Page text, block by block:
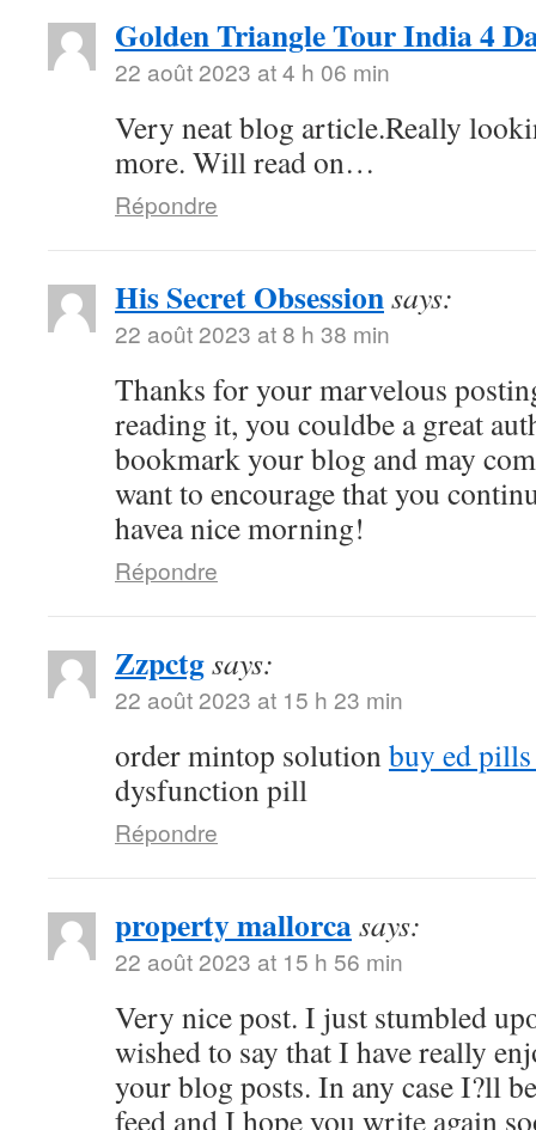
Golden Triangle Tour India 4
22 août 2023 at 4 h 06 min
Very neat blog article.Really
more. Will read on…
Répondre
His Secret Obsessionsays:
22 août 2023 at 8 h 38 min
Thanks for your marvelous
reading it, you couldbe a great
bookmark your blog and may
want to encourage that you
havea nice morning!
Répondre
Zzpctgsays:
22 août 2023 at 15 h 23 min
order mintop solutionbuy ed pills
dysfunction pill
Répondre
property mallorcasays:
22 août 2023 at 15 h 56 min
Very nice post. I just stumbled
wished to say that I have really
your blog posts. In any case I?ll
feed and I hope you write again